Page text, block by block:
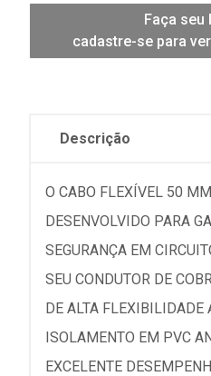
Faça seu
cadastre-se para
Descrição
O CABO FLEXÍVEL 50
DESENVOLVIDO PARA
SEGURANÇA EM
SEU CONDUTOR DE
DE ALTA FLEXIBILIDADE
ISOLAMENTO EM PVC
EXCELENTE